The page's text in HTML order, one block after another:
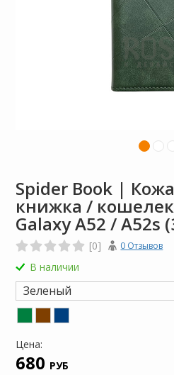
Spider Book |
книжка /
Galaxy A52 / A52s
[0] 0 Отзывов
В наличии
Зеленый
Цена:
680 РУБ